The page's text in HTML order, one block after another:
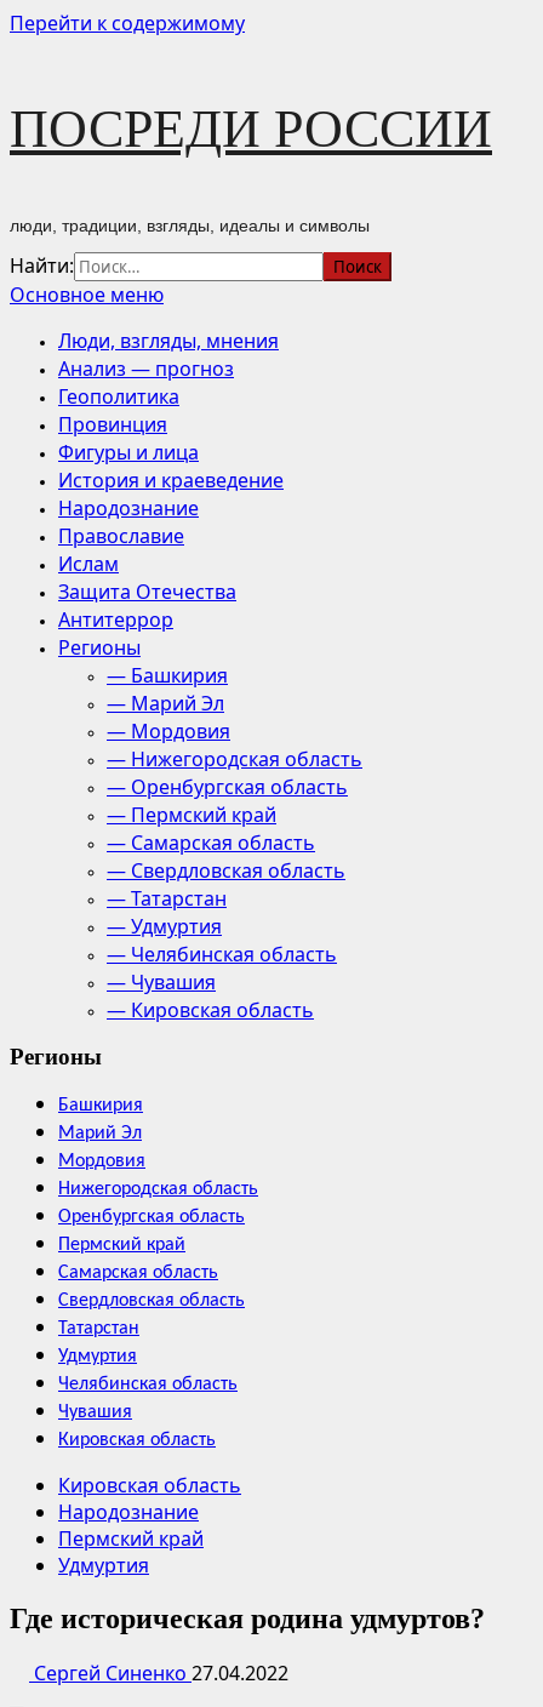
Перейти к содержимому
ПОСРЕДИ РОССИИ
люди, традиции, взгляды, идеалы и символы
Найти:
Основное меню
Люди, взгляды, мнения
Анализ — прогноз
Геополитика
Провинция
Фигуры и лица
История и краеведение
Народознание
Православие
Ислам
Защита Отечества
Антитеррор
Регионы
— Башкирия
— Марий Эл
— Мордовия
— Нижегородская область
— Оренбургская область
— Пермский край
— Самарская область
— Свердловская область
— Татарстан
— Удмуртия
— Челябинская область
— Чувашия
— Кировская область
Регионы
Башкирия
Марий Эл
Мордовия
Нижегородская область
Оренбургская область
Пермский край
Самарская область
Свердловская область
Татарстан
Удмуртия
Челябинская область
Чувашия
Кировская область
Кировская область
Народознание
Пермский край
Удмуртия
Где историческая родина удмуртов?
Сергей Синенко 27.04.2022